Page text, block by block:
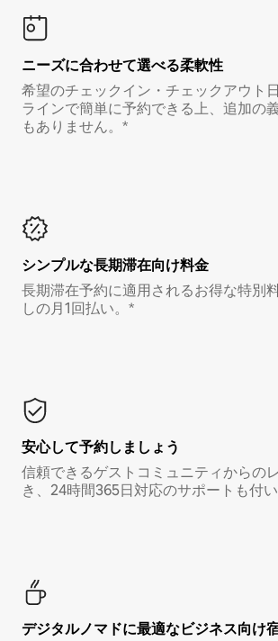
ニーズに合わせて選べる柔軟性
希望のチェックイン・チェックアウト
ラインで簡単に予約できる上、追加の
もありません。*
シンプルな長期滞在向け料金
長期滞在予約に適用されるお得な特別
しの月1回払い。*
安心して予約しましょう
信頼できるゲストコミュニティからの
き、24時間365日対応のサポートも付い
デジタルノマド⁠に最⁠適⁠なビ⁠ジ⁠ネ⁠ス⁠向⁠け